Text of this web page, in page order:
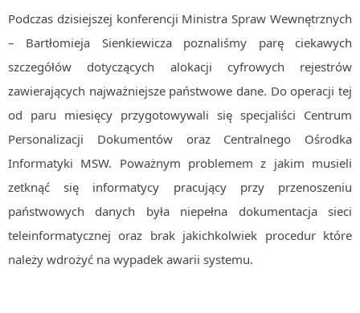
SQL
MySQL
TESTOWANIE
SIECI
EXCEL
WYDARZENIA
BIZNES
PO GODZINACH
Podczas dzisiejszej konferencji Ministra Spraw Wewnętrznych
– Bartłomieja Sienkiewicza poznaliśmy parę ciekawych
szczegółów dotyczących alokacji cyfrowych rejestrów
zawierających najważniejsze państwowe dane. Do operacji tej
od paru miesięcy przygotowywali się specjaliści Centrum
Personalizacji Dokumentów oraz Centralnego Ośrodka
Informatyki MSW. Poważnym problemem z jakim musieli
zetknąć się informatycy pracujący przy przenoszeniu
państwowych danych była niepełna dokumentacja sieci
teleinformatycznej oraz brak jakichkolwiek procedur które
należy wdrożyć na wypadek awarii systemu.